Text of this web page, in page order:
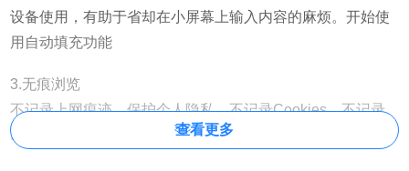
设备使用，有助于省却在小屏幕上输入内容的麻烦。开始使
用自动填充功能
3.无痕浏览
不记录上网痕迹，保护个人隐私、不记录Cookies、不记录
Internet临时文件、不记录网页表单数据（用户名、密码、搜
查看更多